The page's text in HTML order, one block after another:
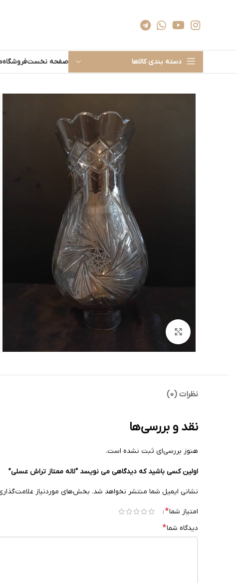
دسته بندی کالاها صفحه نخستفروشگاه
نظرات (0)
نقد و بررسی‌ها
هنوز بررسی‌ای ثبت نشده است.
اولین کسی باشید که دیدگاهی می نویسد “لاله ممتاز تراش عسلی”
نشانی ایمیل شما منتشر نخواهد شد. بخش‌های موردنیاز
امتیاز شما*
دیدگاه شما*